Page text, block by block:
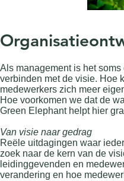
Als management is het
verbinden met de visie. Hoe
medewerkers zich meer
Hoe voorkomen we dat de
Green Elephant helpt hier
Van visie naar gedrag
Reële uitdagingen waar
zoek naar de kern van de
leidinggevenden en
verandering en hoe